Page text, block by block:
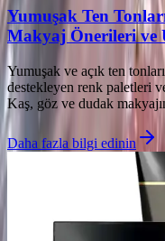
Yumuşak Ten
Makyaj Önerileri ve
Yumuşak ve açık ten
destekleyen renk paletleri
Kaş, göz ve dudak
Daha fazla bilgi edinin